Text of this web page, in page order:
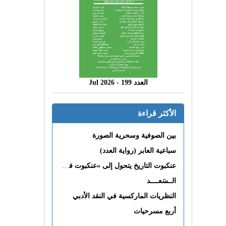
العدد 199 - 2026 Jul
الأكثر قراءة
بين الصوفية وسحرية الصورة
سباعية العابر (رواية العدد)
عنكبوت التاريخ يتحول إلى «عنكبوت فى القلب»
الــسَعــــد
النظريات الماركسية في النقد الأدبي
أربع مسرحيات